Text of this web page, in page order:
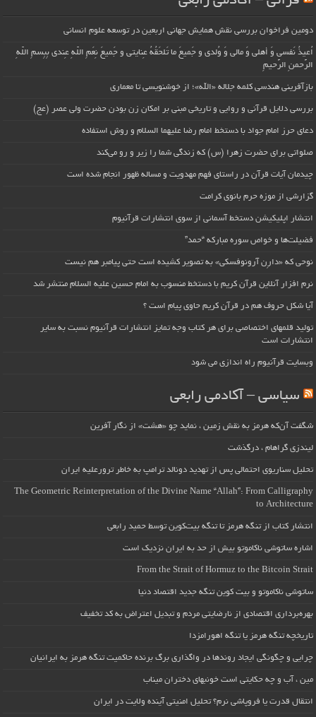
دومین فراخوان بررسی نقش همایش جهانی اربعین در توسعه علوم انسانی
اُعیذُ نَفسی وَ أهلی وَ مالی وَ وُلدی و جَمیعَ ما تَلحَقُهُ عِنایتی و جَمیعَ نِعَمِ اللّهِ عِندی بِبِسمِ اللّهِ
الرَّحمنِ الرَّحیمِ
بازآفرینی هندسی کلمه جلاله «الله»؛ از خوشنویسی تا معماری
بررسی دلایل قرآنی و روایی و تاریخی مبنی بر امکان زن بودن حضرت ولی عصر (عج)
دعای حرز امام جواد با دستخط امام رضا علیهما السلام و روش استفاده
صلواتی برای حضرت زهرا (س) که زندگی شما را زیر و رو می‌کند
چیدمان آیات قرآن در راستای فهم مهدویت و مساله ظهور انجام شده است
گزارشی از موزه حرم بانوی کرامت
انتشار اپلیکیشن دستخط آسمانی از سوی انتشارات قرآنیوم
فضیلت‌ها و خواص سوره مبارکه “حمد”
نوحی که «دارِن آرونوفسکی» به تصویر کشیده است حتی پیامبر هم نیست
نرم افزار آنلاین قرآن کریم با دستخط منسوب به امام حسین علیه السلام منتشر شد
آیا شکل حروف هم در قرآن کریم حاوی پیام است ؟
تولید قلمهای اختصاصی برای هر کتاب وجه تمایز انتشارات قرآنیوم نسبت به سایر
انتشارات است
وبسایت قرآنیوم راه اندازی می شود
سیاسی – آکادمی رابعی
شگفت آن‌که هرمز به نقش زمین ، نماید چو «هشت» از نگار آفرین
لیندزی گراهام ، درگذشت
تحلیل سناریوی احتمالی پس از تهدید دونالد ترامپ به خاطر ترورعلیه ایران
The Geometric Reinterpretation of the Divine Name “Allah”: From Calligraphy
to Architecture
انتشار کتاب از تنگه هرمز تا تنگه بیت‌کوین توسط حمید رابعی
اشاره ساتوشی ناکاموتو بیش از حد به ایران نزدیک است
From the Strait of Hormuz to the Bitcoin Strait
ساتوشی ناکاموتو و بیت کوین تنگه جدید اقتصاد دنیا
بهره‌برداری اقتصادی از نارضایتی مردم و تبدیل اعتراض به کد تخفیف
تاریخچه تنگه هرمز یا تنگه اهورامزدا
چرایی و چگونگی ایجاد روندها در واگذاری برگ برنده حاکمیت تنگه هرمز به ایرانیان
مین ، آب و چه حکایتی است خونبهای دختران میناب
انتقال قدرت یا فروپاشی نرم؟ تحلیل امنیتی آینده ولایت در ایران